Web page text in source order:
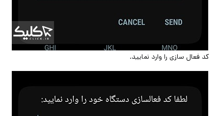
کد فعال سازی را وارد نمایید.